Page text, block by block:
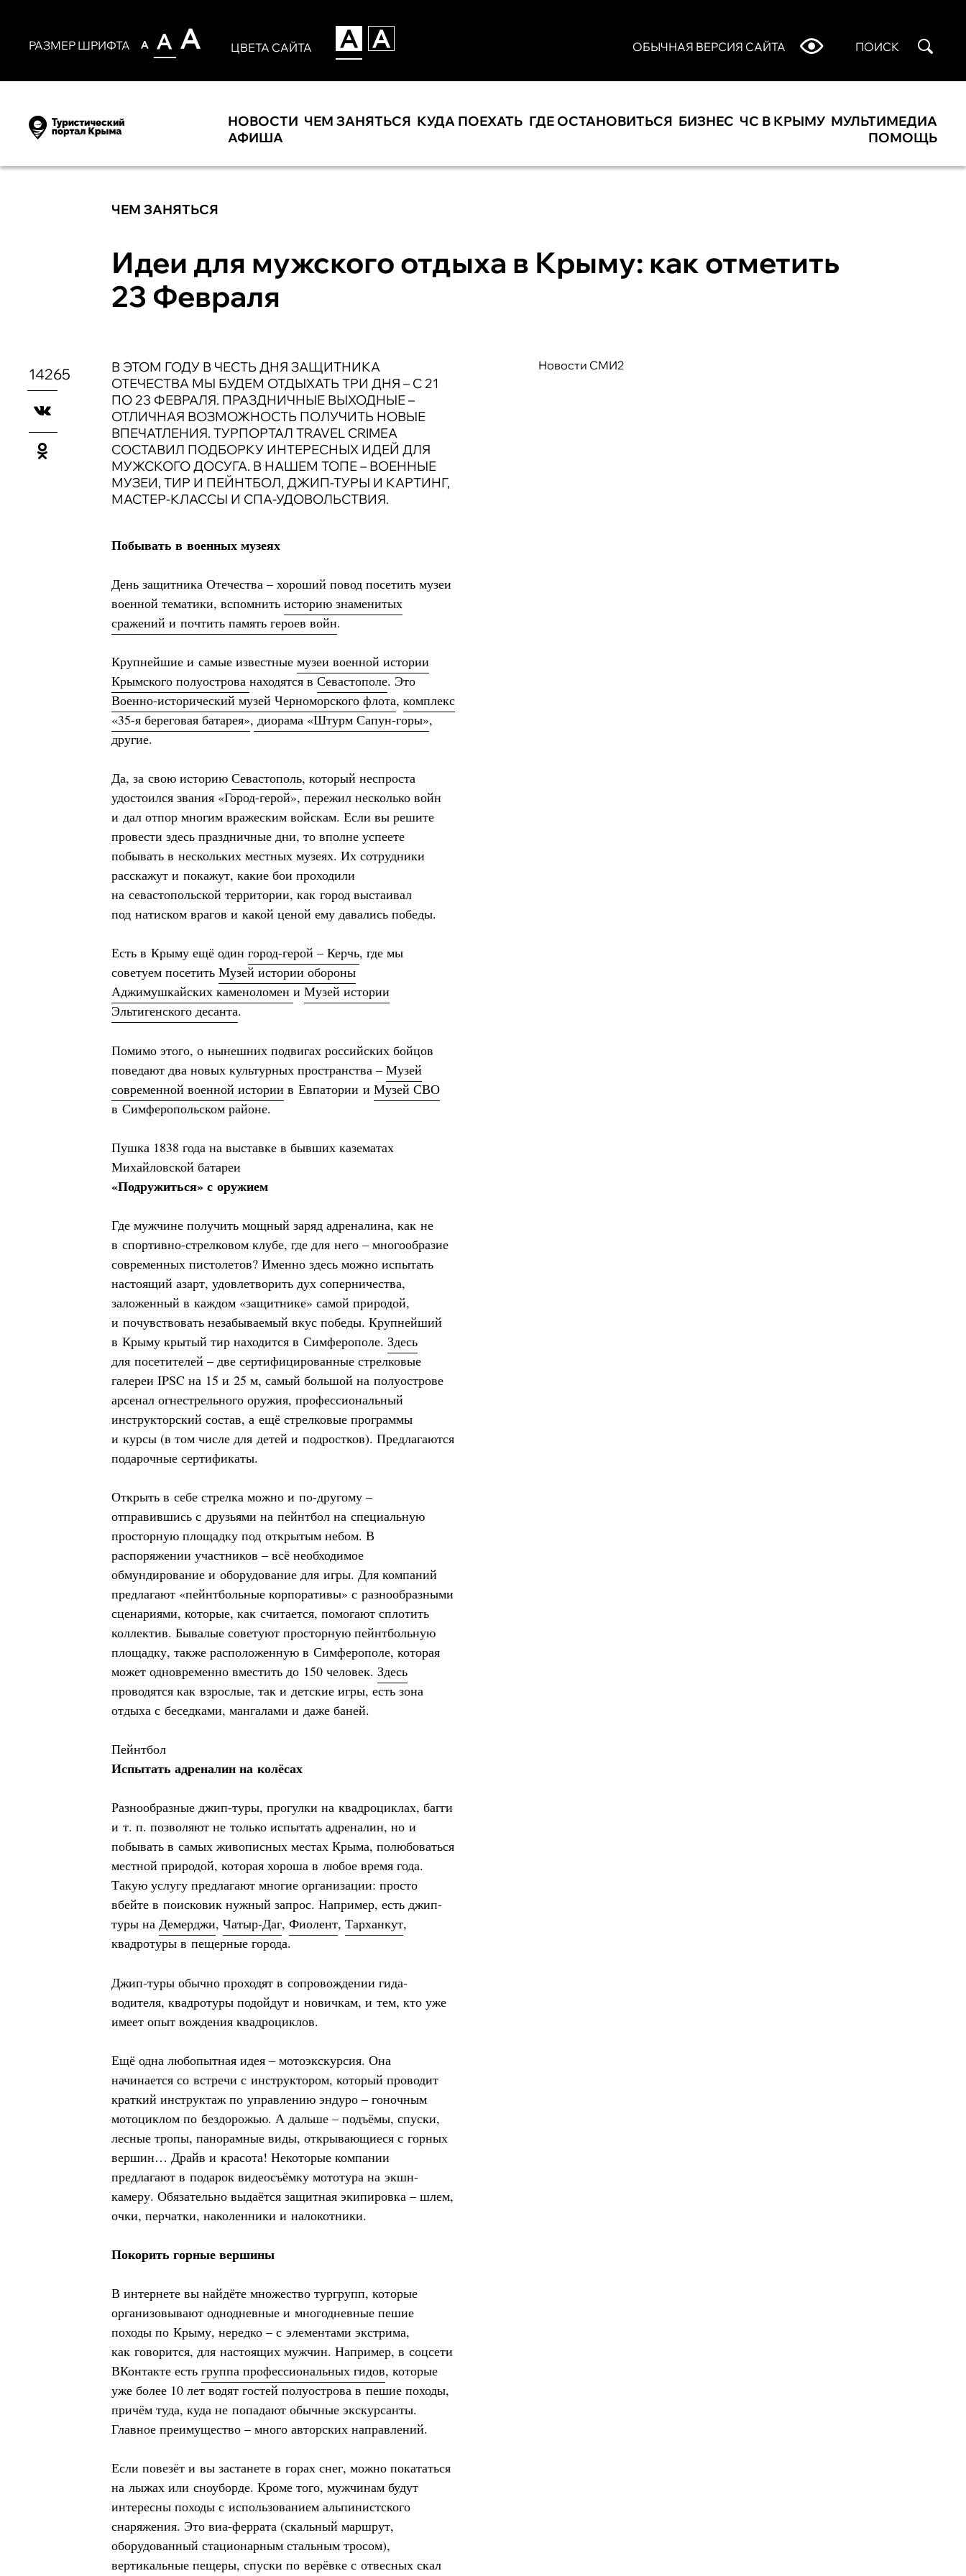
РАЗМЕР ШРИФТА ЦВЕТА САЙТА ОБЫЧНАЯ ВЕРСИЯ САЙТА ПОИСК
НОВОСТИ ЧЕМ ЗАНЯТЬСЯ КУДА ПОЕХАТЬ ГДЕ ОСТАНОВИТЬСЯ БИЗНЕС ЧС В КРЫМУ МУЛЬТИМЕДИА
АФИША
ПОМОЩЬ
ЧЕМ ЗАНЯТЬСЯ
Идеи для мужского отдыха в Крыму: как отметить
23 Февраля
14265
В ЭТОМ ГОДУ В ЧЕСТЬ ДНЯ ЗАЩИТНИКА
ОТЕЧЕСТВА МЫ БУДЕМ ОТДЫХАТЬ ТРИ ДНЯ – С 21
ПО 23 ФЕВРАЛЯ. ПРАЗДНИЧНЫЕ ВЫХОДНЫЕ –
ОТЛИЧНАЯ ВОЗМОЖНОСТЬ ПОЛУЧИТЬ НОВЫЕ
ВПЕЧАТЛЕНИЯ. ТУРПОРТАЛ TRAVEL CRIMEA
СОСТАВИЛ ПОДБОРКУ ИНТЕРЕСНЫХ ИДЕЙ ДЛЯ
МУЖСКОГО ДОСУГА. В НАШЕМ ТОПЕ – ВОЕННЫЕ
МУЗЕИ, ТИР И ПЕЙНТБОЛ, ДЖИП-ТУРЫ И КАРТИНГ,
МАСТЕР-КЛАССЫ И СПА-УДОВОЛЬСТВИЯ.
Побывать в военных музеях
День защитника Отечества – хороший повод посетить музеи
военной тематики, вспомнить историю знаменитых
сражений и почтить память героев войн.
Крупнейшие и самые известные музеи военной истории
Крымского полуострова находятся в Севастополе. Это
Военно-исторический музей Черноморского флота, комплекс
«35-я береговая батарея», диорама «Штурм Сапун-горы»,
другие.
Да, за свою историю Севастополь, который неспроста
удостоился звания «Город-герой», пережил несколько войн
и дал отпор многим вражеским войскам. Если вы решите
провести здесь праздничные дни, то вполне успеете
побывать в нескольких местных музеях. Их сотрудники
расскажут и покажут, какие бои проходили
на севастопольской территории, как город выстаивал
под натиском врагов и какой ценой ему давались победы.
Есть в Крыму ещё один город-герой – Керчь, где мы
советуем посетить Музей истории обороны
Аджимушкайских каменоломен и Музей истории
Эльтигенского десанта.
Помимо этого, о нынешних подвигах российских бойцов
поведают два новых культурных пространства – Музей
современной военной истории в Евпатории и Музей СВО
в Симферопольском районе.
Пушка 1838 года на выставке в бывших казематах
Михайловской батареи
«Подружиться» с оружием
Где мужчине получить мощный заряд адреналина, как не
в спортивно-стрелковом клубе, где для него – многообразие
современных пистолетов? Именно здесь можно испытать
настоящий азарт, удовлетворить дух соперничества,
заложенный в каждом «защитнике» самой природой,
и почувствовать незабываемый вкус победы. Крупнейший
в Крыму крытый тир находится в Симферополе. Здесь
для посетителей – две сертифицированные стрелковые
галереи IPSC на 15 и 25 м, самый большой на полуострове
арсенал огнестрельного оружия, профессиональный
инструкторский состав, а ещё стрелковые программы
и курсы (в том числе для детей и подростков). Предлагаются
подарочные сертификаты.
Открыть в себе стрелка можно и по-другому –
отправившись с друзьями на пейнтбол на специальную
просторную площадку под открытым небом. В
распоряжении участников – всё необходимое
обмундирование и оборудование для игры. Для компаний
предлагают «пейнтбольные корпоративы» с разнообразными
сценариями, которые, как считается, помогают сплотить
коллектив. Бывалые советуют просторную пейнтбольную
площадку, также расположенную в Симферополе, которая
может одновременно вместить до 150 человек. Здесь
проводятся как взрослые, так и детские игры, есть зона
отдыха с беседками, мангалами и даже баней.
Пейнтбол
Испытать адреналин на колёсах
Разнообразные джип-туры, прогулки на квадроциклах, багги
и т. п. позволяют не только испытать адреналин, но и
побывать в самых живописных местах Крыма, полюбоваться
местной природой, которая хороша в любое время года.
Такую услугу предлагают многие организации: просто
вбейте в поисковик нужный запрос. Например, есть джип-
туры на Демерджи, Чатыр-Даг, Фиолент, Тарханкут,
квадротуры в пещерные города.
Джип-туры обычно проходят в сопровождении гида-
водителя, квадротуры подойдут и новичкам, и тем, кто уже
имеет опыт вождения квадроциклов.
Ещё одна любопытная идея – мотоэкскурсия. Она
начинается со встречи с инструктором, который проводит
краткий инструктаж по управлению эндуро – гоночным
мотоциклом по бездорожью. А дальше – подъёмы, спуски,
лесные тропы, панорамные виды, открывающиеся с горных
вершин… Драйв и красота! Некоторые компании
предлагают в подарок видеосъёмку мототура на экшн-
камеру. Обязательно выдаётся защитная экипировка – шлем,
очки, перчатки, наколенники и налокотники.
Покорить горные вершины
В интернете вы найдёте множество тургрупп, которые
организовывают однодневные и многодневные пешие
походы по Крыму, нередко – с элементами экстрима,
как говорится, для настоящих мужчин. Например, в соцсети
ВКонтакте есть группа профессиональных гидов, которые
уже более 10 лет водят гостей полуострова в пешие походы,
причём туда, куда не попадают обычные экскурсанты.
Главное преимущество – много авторских направлений.
Если повезёт и вы застанете в горах снег, можно покататься
на лыжах или сноуборде. Кроме того, мужчинам будут
интересны походы с использованием альпинистского
снаряжения. Это виа-феррата (скальный маршрут,
оборудованный стационарным стальным тросом),
вертикальные пещеры, спуски по верёвке с отвесных скал
Новости СМИ2